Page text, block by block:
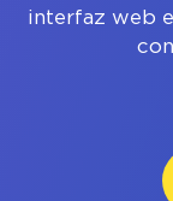
interfaz web